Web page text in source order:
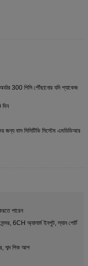
300 পিসি পৌঁছানোর যদি প্যাকেজ
জন্য বাস সিসিটিভি সিস্টেম এমডিভিআর
পারেন
6CH অ্যালার্ম ইনপুট, ল্যান পোর্ট
শব্দ পিক আপ